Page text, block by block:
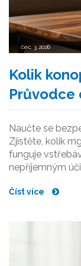
čec, 3 2026
Kolik
Průvodce
Naučte se
Zjistěte, kolik
funguje
nepříjemným
Číst více